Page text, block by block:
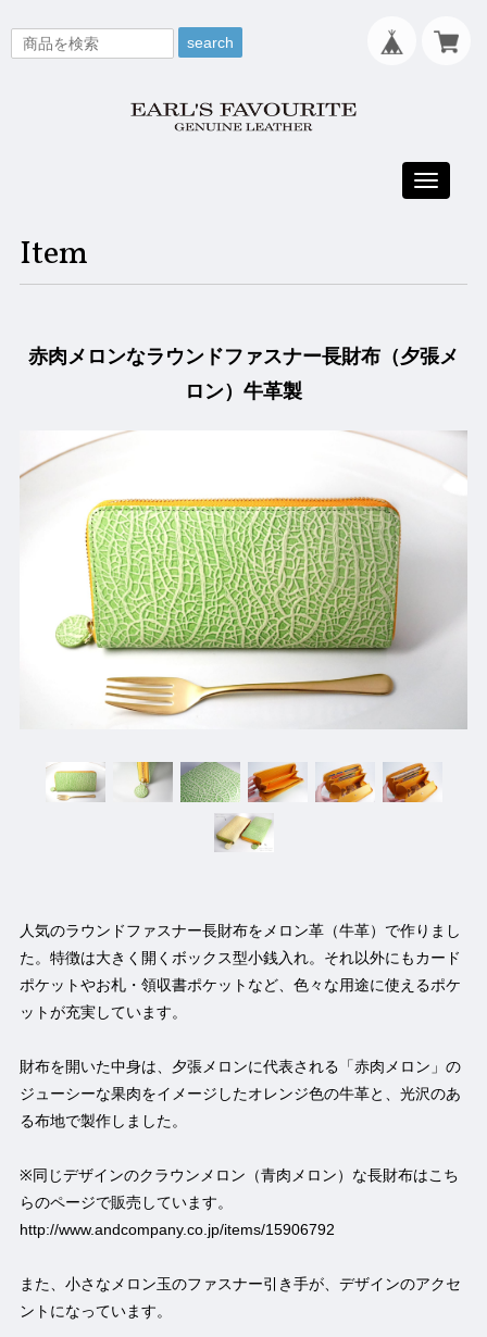
search
Toggle
Item
赤肉メロンなラウンドファスナー長財布（夕張メ
ロン）牛革製
人気のラウンドファスナー長財布をメロン革（牛革）で作りまし
た。特徴は大きく開くボックス型小銭入れ。それ以外にもカード
ポケットやお札・領収書ポケットなど、色々な用途に使えるポケ
ットが充実しています。
財布を開いた中身は、夕張メロンに代表される「赤肉メロン」の
ジューシーな果肉をイメージしたオレンジ色の牛革と、光沢のあ
る布地で製作しました。
※同じデザインのクラウンメロン（青肉メロン）な長財布はこち
らのページで販売しています。
http://www.andcompany.co.jp/items/15906792
また、小さなメロン玉のファスナー引き手が、デザインのアクセ
ントになっています。